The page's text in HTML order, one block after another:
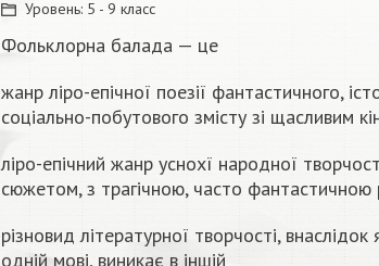
Уровень: 5 - 9 класс
Фольклорна балада — це
жанр ліро-епічної поезії фантастичного,
соціально-побутового змісту зі щасливим
ліро-епічний жанр уснохї народної
сюжетом, з трагічною, часто фантастичною
різновид літературної творчості, внаслідок
одній мові, виникає в іншій